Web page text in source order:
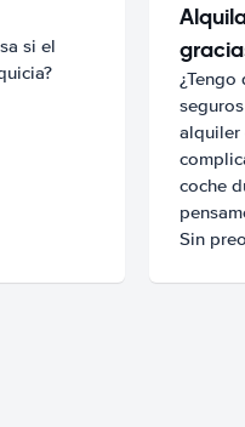
si el
¿Tengo
alquiler
coche
Sin